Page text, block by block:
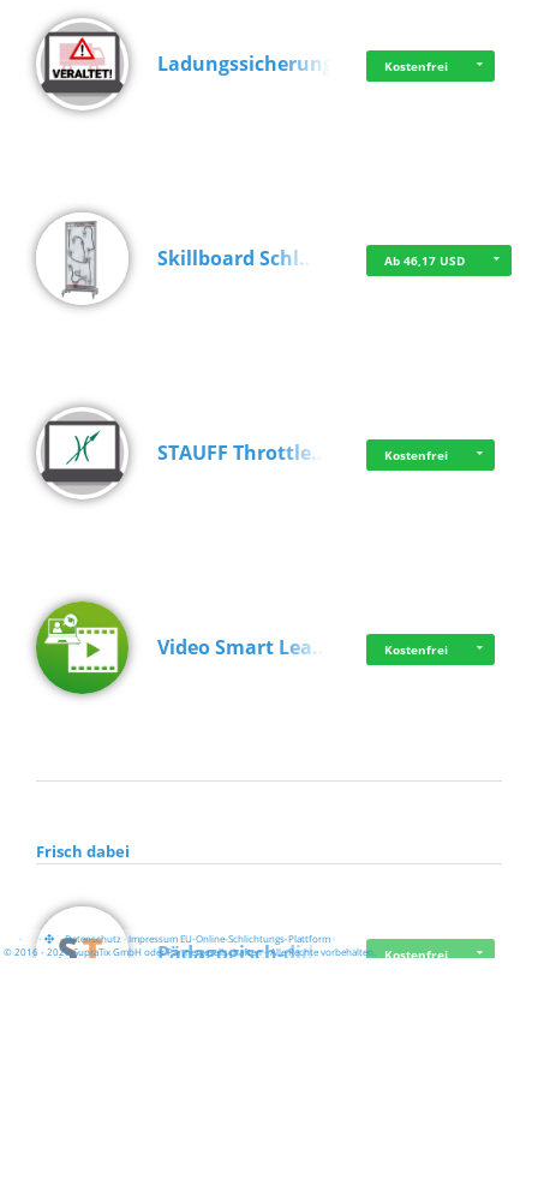
Ladungssicherung Kostenfrei
Skillboard Schl… Ab 46,17 USD
STAUFF Throttle… Kostenfrei
Video Smart Lea… Kostenfrei
Frisch dabei
Pädagogisch-did… Kostenfrei
· · ·Datenschutz·Impressum EU-Online-Schlichtungs-Plattform·
© 2016 - 2026 SupraTix GmbH oder Partnergesellschaften - Alle Rechte vorbehalten.